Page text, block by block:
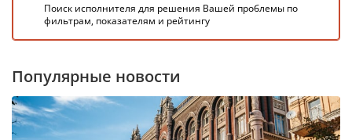
Поиск исполнителя для решения Вашей проблемы по
фильтрам, показателям и рейтингу
Популярные новости